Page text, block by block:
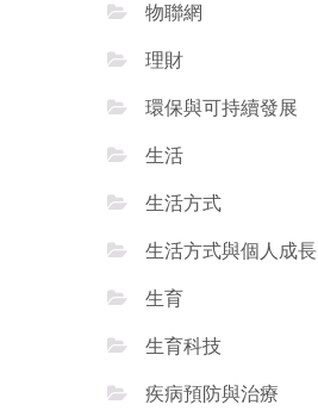
物聯網
理財
環保與可持續發展
生活
生活方式
生活方式與個人成長
生育
生育科技
疾病預防與治療